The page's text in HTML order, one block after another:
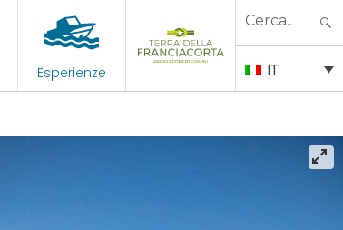
Esperienze
Search
IT